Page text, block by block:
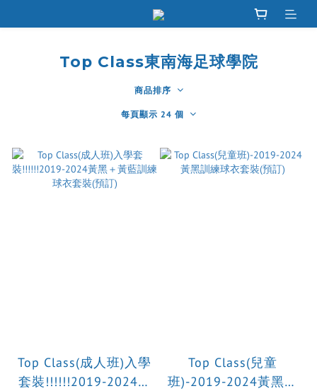
Top Class東南海足球學院
商品排序
每頁顯示 24 個
Top Class(成人班)入學
套裝!!!!!!2019-2024黃
Top Class(兒童
班)-2019-2024黃黑訓